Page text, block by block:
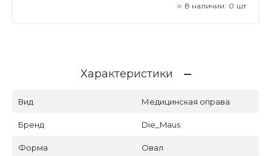
В наличии: 0 шт
Характеристики
Вид Медицинская оправа
Бренд Die_Maus
Форма Овал